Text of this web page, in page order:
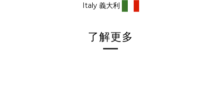
Italy義大利
了解更多